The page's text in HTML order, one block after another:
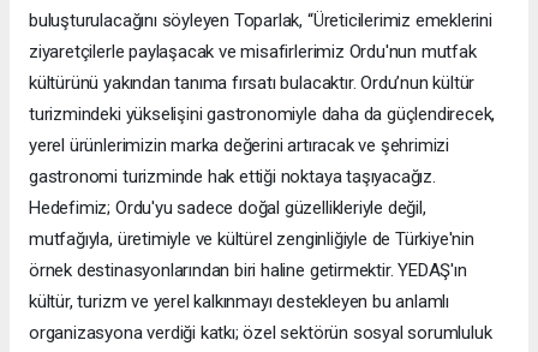
buluşturulacağını söyleyen Toparlak, “Üreticilerimiz emeklerini
ziyaretçilerle paylaşacak ve misafirlerimiz Ordu'nun mutfak
kültürünü yakından tanıma fırsatı bulacaktır. Ordu’nun kültür
turizmindeki yükselişini gastronomiyle daha da güçlendirecek,
yerel ürünlerimizin marka değerini artıracak ve şehrimizi
gastronomi turizminde hak ettiği noktaya taşıyacağız.
Hedefimiz; Ordu'yu sadece doğal güzellikleriyle değil,
mutfağıyla, üretimiyle ve kültürel zenginliğiyle de Türkiye'nin
örnek destinasyonlarından biri haline getirmektir. YEDAŞ'ın
kültür, turizm ve yerel kalkınmayı destekleyen bu anlamlı
organizasyona verdiği katkı; özel sektörün sosyal sorumluluk